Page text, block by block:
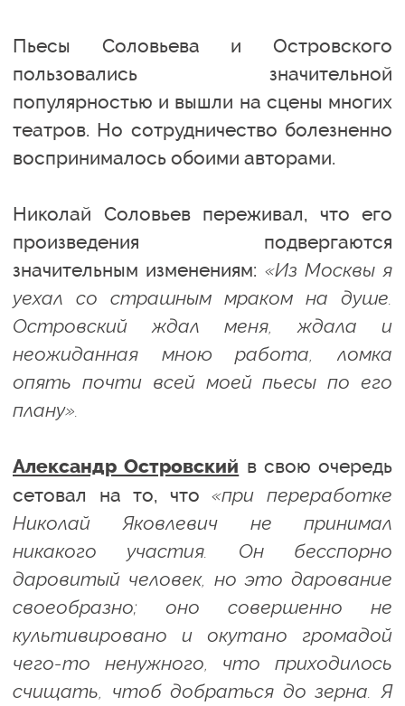
Пьесы Соловьева и Островского
пользовались значительной
популярностью и вышли на сцены многих
театров. Но сотрудничество болезненно
воспринималось обоими авторами.
Николай Соловьев переживал, что его
произведения подвергаются
значительным изменениям: «Из Москвы я
уехал со страшным мраком на душе.
Островский ждал меня, ждала и
неожиданная мною работа, ломка
опять почти всей моей пьесы по его
плану».
Александр Островский в свою очередь
сетовал на то, что«при переработке
Николай Яковлевич не принимал
никакого участия. Он бесспорно
даровитый человек, но это дарование
своеобразно; оно совершенно не
культивировано и окутано громадой
чего-то ненужного, что приходилось
счищать, чтоб добраться до зерна. Я